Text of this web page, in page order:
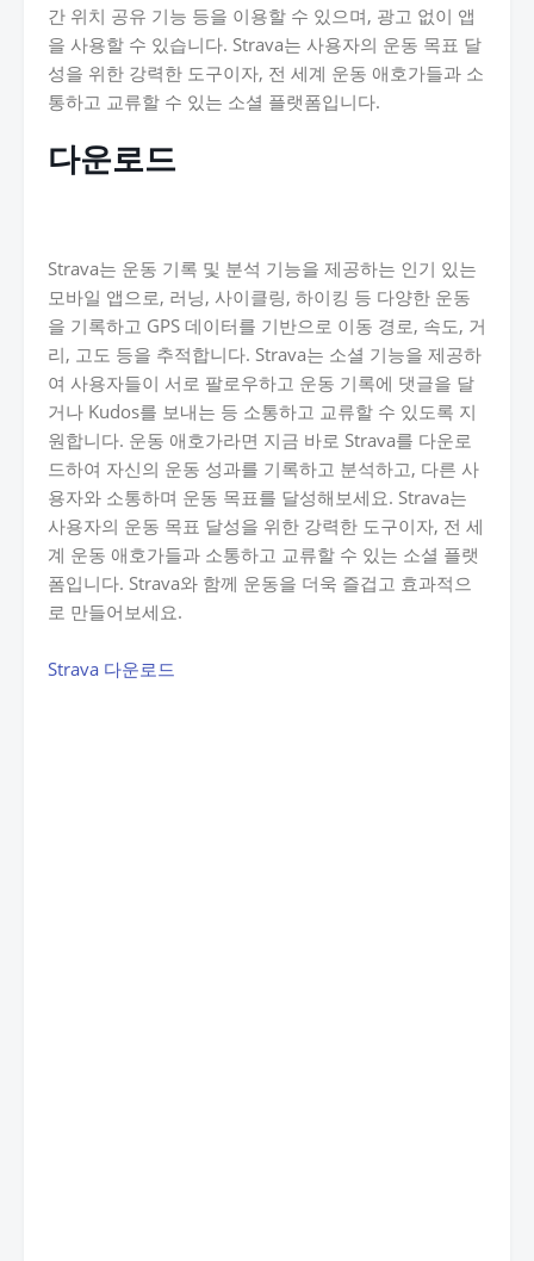
간 위치 공유 기능 등을 이용할 수 있으며, 광고 없이 앱
을 사용할 수 있습니다. Strava는 사용자의 운동 목표 달
성을 위한 강력한 도구이자, 전 세계 운동 애호가들과 소
통하고 교류할 수 있는 소셜 플랫폼입니다.
다운로드
Strava는 운동 기록 및 분석 기능을 제공하는 인기 있는
모바일 앱으로, 러닝, 사이클링, 하이킹 등 다양한 운동
을 기록하고 GPS 데이터를 기반으로 이동 경로, 속도, 거
리, 고도 등을 추적합니다. Strava는 소셜 기능을 제공하
여 사용자들이 서로 팔로우하고 운동 기록에 댓글을 달
거나 Kudos를 보내는 등 소통하고 교류할 수 있도록 지
원합니다. 운동 애호가라면 지금 바로 Strava를 다운로
드하여 자신의 운동 성과를 기록하고 분석하고, 다른 사
용자와 소통하며 운동 목표를 달성해보세요. Strava는
사용자의 운동 목표 달성을 위한 강력한 도구이자, 전 세
계 운동 애호가들과 소통하고 교류할 수 있는 소셜 플랫
폼입니다. Strava와 함께 운동을 더욱 즐겁고 효과적으
로 만들어보세요.
Strava 다운로드